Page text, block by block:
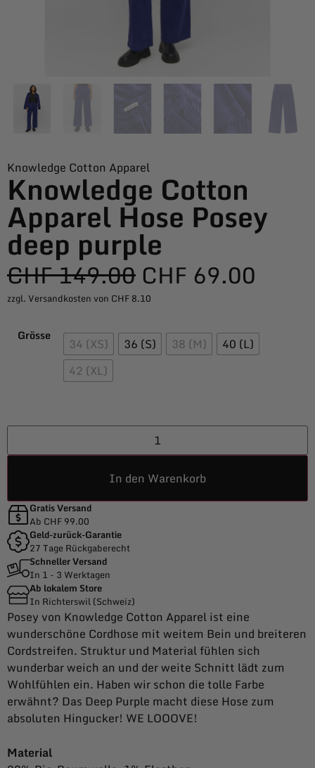
Knowledge Cotton Apparel
Knowledge Cotton
Apparel Hose Posey
deep purple
CHF149.00 CHF 69.00
zzgl. Versandkosten von CHF 8.10
Grösse 34 (XS) 36 (S) 38 (M)
40 (L)
42 (XL)
In den Warenkorb
Gratis Versand
Ab CHF 99.00
Geld-zurück-Garantie
27 Tage Rückgaberecht
Schneller Versand
In 1 - 3 Werktagen
Ab lokalem Store
In Richterswil (Schweiz)
Posey von Knowledge Cotton Apparel ist eine
wunderschöne Cordhose mit weitem Bein und breiteren
Cordstreifen. Struktur und Material fühlen sich
wunderbar weich an und der weite Schnitt lädt zum
Wohlfühlen ein. Haben wir schon die tolle Farbe
erwähnt? Das Deep Purple macht diese Hose zum
absoluten Hingucker! WE LOOOVE!
Material